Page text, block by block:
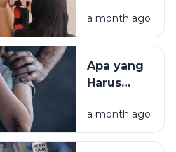
Tidak Hamil
Alarm, MUI
Sampang
Pemerintah
Evaluasi
Perlindungan
Korban
a month ago
Apa yang
Harus
Jika Anak
Menjadi
a month ago